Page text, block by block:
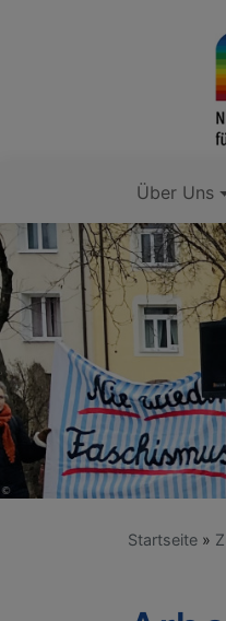
Über Uns
Startseite